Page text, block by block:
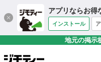
アプリならお得
インストール
地元の掲示